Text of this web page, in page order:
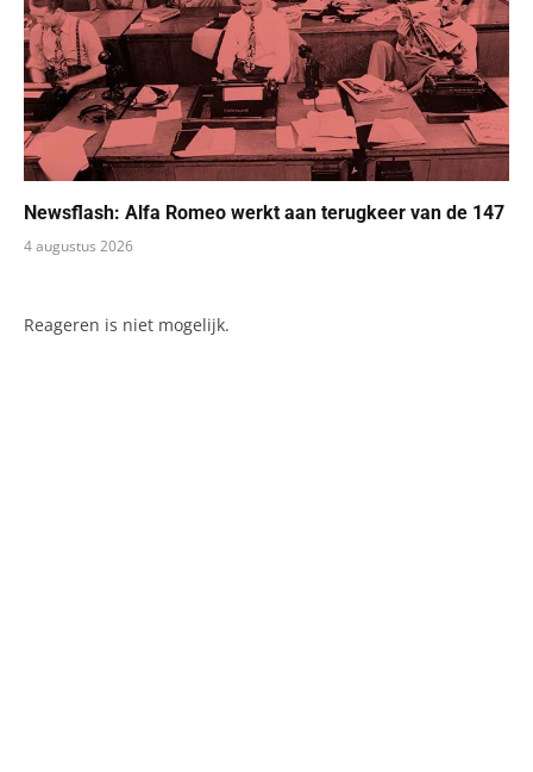
Newsflash: Alfa Romeo werkt aan terugkeer van de 147
4 augustus 2026
Reageren is niet mogelijk.